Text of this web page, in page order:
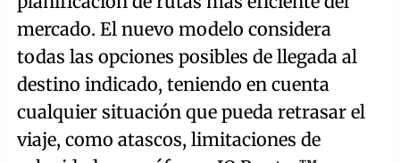
mercado. El nuevo modelo considera
todas las opciones posibles de llegada al
destino indicado, teniendo en cuenta
cualquier situación que pueda retrasar el
viaje, como atascos, limitaciones de